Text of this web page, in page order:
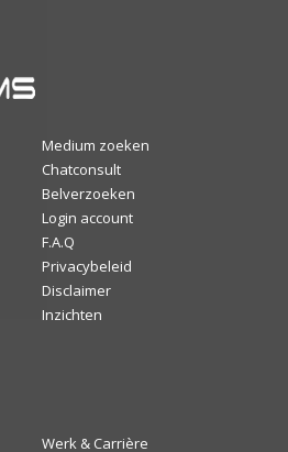
Medium zoeken
Chatconsult
Belverzoeken
Login account
F.A.Q
Privacybeleid
Disclaimer
Inzichten
Werk & Carrière